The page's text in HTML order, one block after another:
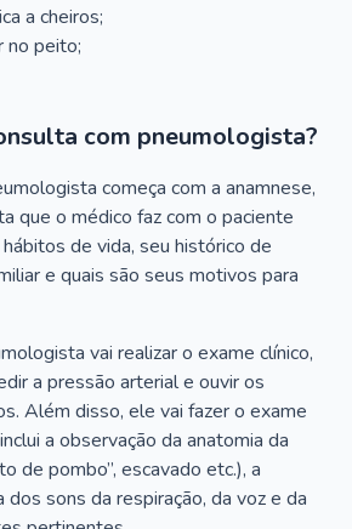
a cheiros;
no peito;
com pneumologista?
começa com a anamnese,
que o médico faz com o paciente
de vida, seu histórico de
e quais são seus motivos para
vai realizar o exame clínico,
a pressão arterial e ouvir os
Além disso, ele vai fazer o exame
a observação da anatomia da
de pombo”, escavado etc.), a
dos sons da respiração, da voz e da